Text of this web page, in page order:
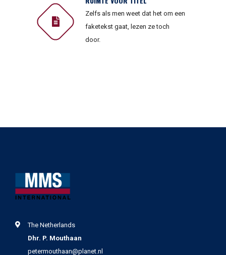
Zelfs als men weet dat het om een
faketekst gaat, lezen ze toch
door.
The Netherlands
Dhr. P. Mouthaan
petermouthaan@planet.nl